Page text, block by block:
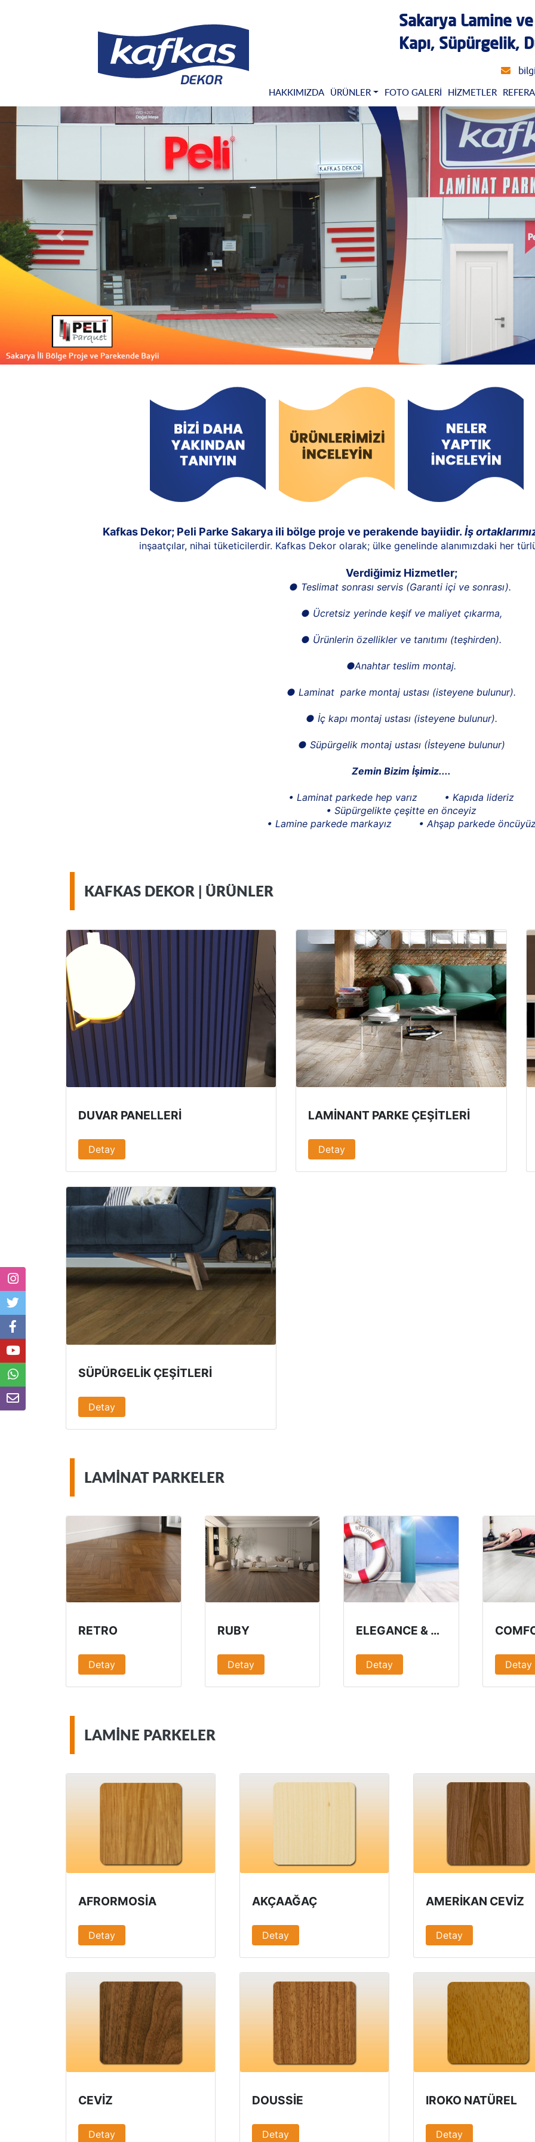
Sakarya Lamine
Kapı, Süpürgelik,
HAKKIMIZDA ÜRÜNLER FOTO GALERI HIZMETLER
Önceki
Kafkas Dekor; Peli Parke Sakarya ili bölge proje ve perakende bayiidir. İş
inşaatçılar, nihai tüketicilerdir. Kafkas Dekor olarak; ülke genelinde alanımızdaki her
Verdiğimiz Hizmetler;
● Teslimat sonrası servis (Garanti içi ve sonrası).
● Ücretsiz yerinde keşif ve maliyet çıkarma,
● Ürünlerin özellikler ve tanıtımı (teşhirden).
●Anahtar teslim montaj.
● Laminat parke montaj ustası (isteyene bulunur).
● İç kapı montaj ustası (isteyene bulunur).
● Süpürgelik montaj ustası (İsteyene bulunur)
Zemin Bizim İşimiz....
• Laminat parkede hep varız • Kapıda lideriz
• Süpürgelikte çeşitte en önceyiz
• Lamine parkede markayız
• Ahşap parkede
KAFKAS DEKOR | ÜRÜNLER
DUVAR PANELLERI
Detay
LAMINANT PARKE ÇEŞITLERI
Detay
SÜPÜRGELIK ÇEŞITLERI
Detay
LAMINAT PARKELER
RETRO
Detay
RUBY
Detay
ELEGANCE & GOLDEN
Detay Detay
LAMINE PARKELER
AFRORMOSIA
Detay
AKÇAAĞAÇ
Detay
AMERIKAN CEVIZ
Detay
CEVIZ
Detay
DOUSSIE
Detay
IROKO NATÜREL
Detay